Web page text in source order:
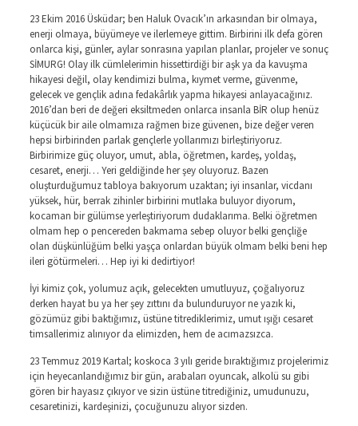
23 Ekim 2016 Üsküdar; ben Haluk Ovacık’ın arkasından bir olmaya,
enerji olmaya, büyümeye ve ilerlemeye gittim. Birbirini ilk defa gören
onlarca kişi, günler, aylar sonrasına yapılan planlar, projeler ve sonuç
SİMURG! Olay ilk cümlelerimin hissettirdiği bir aşk ya da kavuşma
hikayesi değil, olay kendimizi bulma, kıymet verme, güvenme,
gelecek ve gençlik adına fedakârlık yapma hikayesi anlayacağınız.
2016’dan beri de değeri eksiltmeden onlarca insanla BİR olup henüz
küçücük bir aile olmamıza rağmen bize güvenen, bize değer veren
hepsi birbirinden parlak gençlerle yollarımızı birleştiriyoruz.
Birbirimize güç oluyor, umut, abla, öğretmen, kardeş, yoldaş,
cesaret, enerji… Yeri geldiğinde her şey oluyoruz. Bazen
oluşturduğumuz tabloya bakıyorum uzaktan; iyi insanlar, vicdanı
yüksek, hür, berrak zihinler birbirini mutlaka buluyor diyorum,
kocaman bir gülümse yerleştiriyorum dudaklarıma. Belki öğretmen
olmam hep o pencereden bakmama sebep oluyor belki gençliğe
olan düşkünlüğüm belki yaşça onlardan büyük olmam belki beni hep
ileri götürmeleri… Hep iyi ki dedirtiyor!
İyi kimiz çok, yolumuz açık, gelecekten umutluyuz, çoğalıyoruz
derken hayat bu ya her şey zıttını da bulunduruyor ne yazık ki,
gözümüz gibi baktığımız, üstüne titrediklerimiz, umut ışığı cesaret
timsallerimiz alınıyor da elimizden, hem de acımazsızca.
23 Temmuz 2019 Kartal; koskoca 3 yılı geride bıraktığımız projelerimiz
için heyecanlandığımız bir gün, arabaları oyuncak, alkolü su gibi
gören bir hayasız çıkıyor ve sizin üstüne titrediğiniz, umudunuzu,
cesaretinizi, kardeşinizi, çocuğunuzu alıyor sizden.